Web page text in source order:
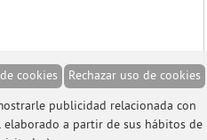
Rechazar uso de cookies
cookies
publicidad relacionada con
a partir de sus hábitos de